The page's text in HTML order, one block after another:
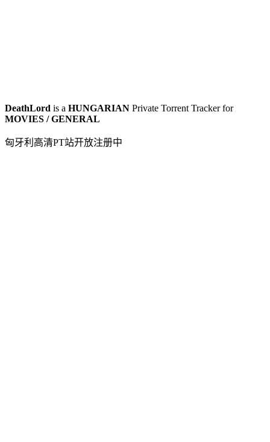
DeathLord is a HUNGARIAN Private Torrent Tracker for
MOVIES / GENERAL
匈牙利高清PT站开放注册中